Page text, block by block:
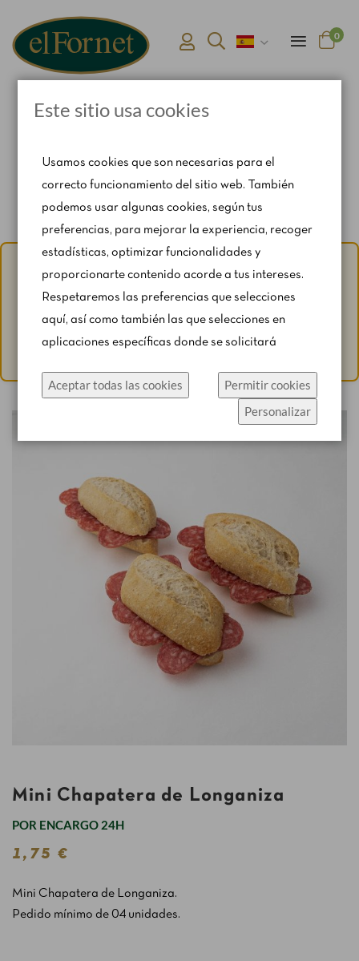
0
Aviso de verano:
Del 1 al 31 de agosto, con motivo del
periodo vacacional, se restringen ligeramente los horarios
Para cualquier consulta, escríbenos a
Mini Chapatera de Longaniza
POR ENCARGO 24H
1,75 €
Mini Chapatera de Longaniza.
Pedido mínimo de 04 unidades.
Este sitio usa cookies
Usamos cookies que son necesarias para el
correcto funcionamiento del sitio web. También
podemos usar algunas cookies, según tus
preferencias, para mejorar la experiencia, recoger
estadísticas, optimizar funcionalidades y
proporcionarte contenido acorde a tus intereses.
Respetaremos las preferencias que selecciones
aquí, así como también las que selecciones en
aplicaciones específicas donde se solicitará
Haz click en Permitir cookies para aceptar las
cookies e ir directamente al sitio web o haz click en
Configuración de cookies para ver los detalles de
Más información
Configuración de cookies
Aceptar todas las cookies
Permitir cookies
Personalizar